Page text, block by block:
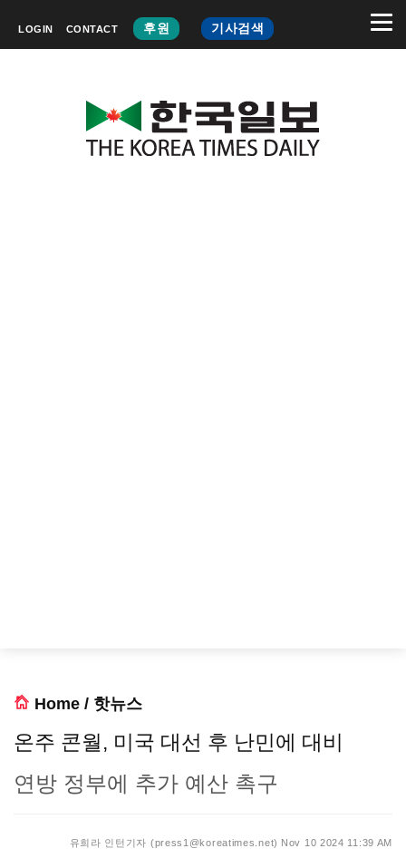
LOGIN CONTACT 후원 기사검색
Home / 핫뉴스
온주 콘월, 미국 대선 후 난민에 대비
연방 정부에 추가 예산 촉구
유희라 인턴기자 (press1@koreatimes.net) Nov 10 2024 11:39 AM